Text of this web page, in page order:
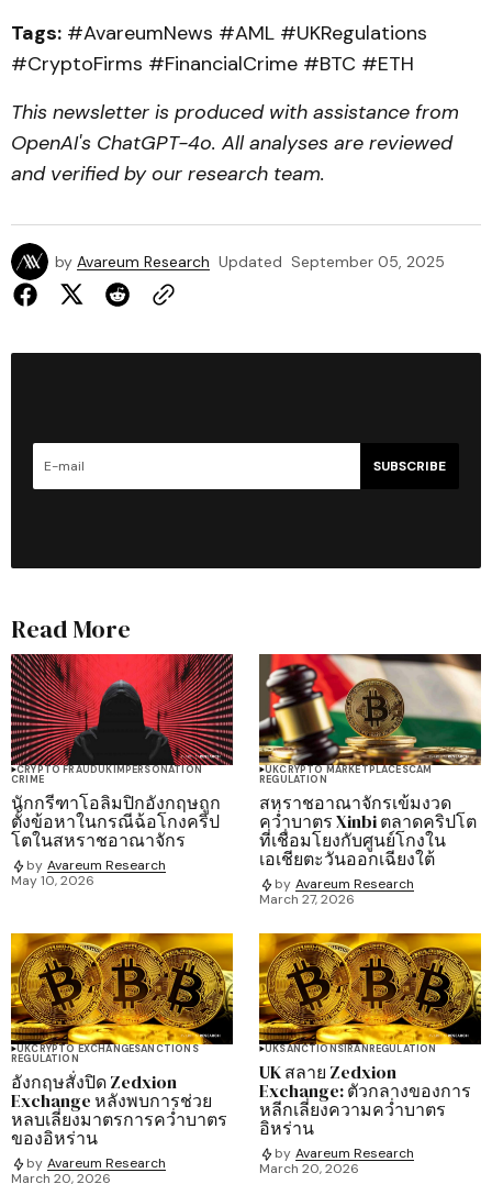
Tags: #AvareumNews #AML #UKRegulations
#CryptoFirms #FinancialCrime #BTC #ETH
This newsletter is produced with assistance from
OpenAI's ChatGPT-4o. All analyses are reviewed
and verified by our research team.
by Avareum Research Updated September 05, 2025
SUBSCRIBE
Read More
CRYPTO FRAUDUKIMPERSONATION
CRIME
นักกรีฑาโอลิมปิกอังกฤษถูก
ตั้งข้อหาในกรณีฉ้อโกงคริป
โตในสหราชอาณาจักร
by Avareum Research
May 10, 2026
UKCRYPTO MARKETPLACESCAM
REGULATION
สหราชอาณาจักรเข้มงวด
คว่ำบาตร Xinbi ตลาดคริปโต
ที่เชื่อมโยงกับศูนย์โกงใน
เอเชียตะวันออกเฉียงใต้
by Avareum Research
March 27, 2026
UKCRYPTO EXCHANGESANCTIONS
REGULATION
อังกฤษสั่งปิด Zedxion
Exchange หลังพบการช่วย
หลบเลี่ยงมาตรการคว่ำบาตร
ของอิหร่าน
by Avareum Research
March 20, 2026
UKSANCTIONSIRANREGULATION
UK สลาย Zedxion
Exchange: ตัวกลางของการ
หลีกเลี่ยงความคว่ำบาตร
อิหร่าน
by Avareum Research
March 20, 2026